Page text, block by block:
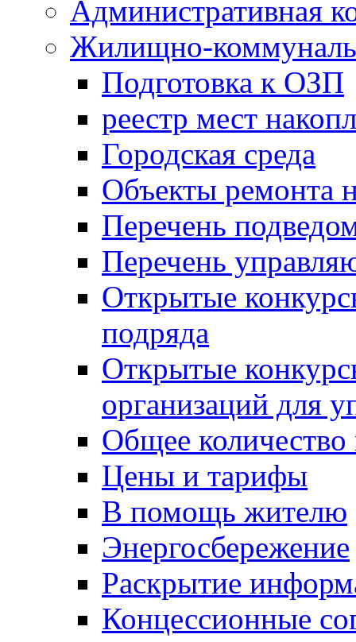
Административная
Жилищно-
Подготовка к ОЗП
реестр мест
Городская среда
Объекты ремонта
Перечень
Перечень
Открытые
подряда
Открытые
организаций для
Общее
Цены и тарифы
В помощь жителю
Энергосбережение
Раскрытие
Концессионные